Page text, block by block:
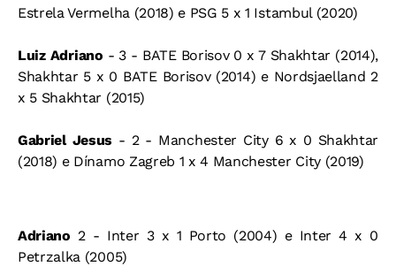
Estrela Vermelha (2018) e PSG 5 x 1 Istambul (2020)
Luiz Adriano - 3 - BATE Borisov 0 x 7 Shakhtar (2014),
Shakhtar 5 x 0 BATE Borisov (2014) e Nordsjaelland 2
x 5 Shakhtar (2015)
Gabriel Jesus - 2 - Manchester City 6 x 0 Shakhtar
(2018) e Dínamo Zagreb 1 x 4 Manchester City (2019)
Adriano 2 - Inter 3 x 1 Porto (2004) e Inter 4 x 0
Petrzalka (2005)